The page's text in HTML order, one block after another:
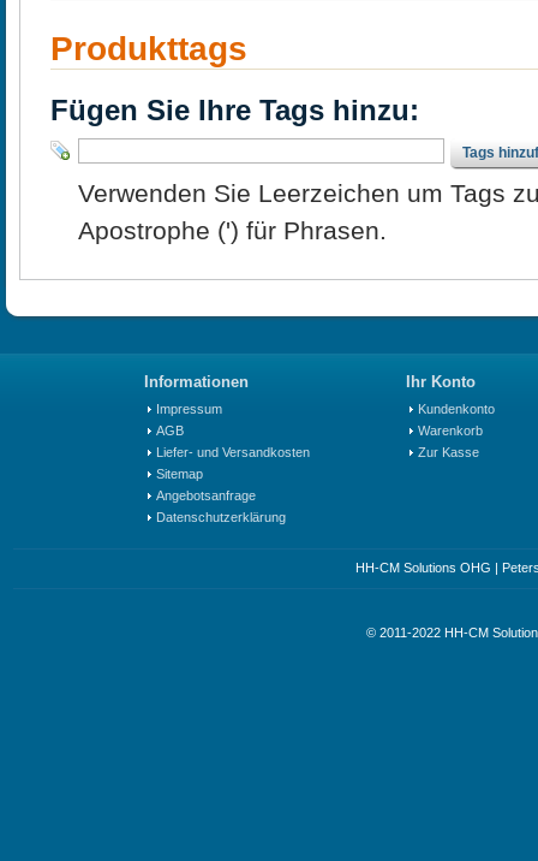
Produkttags
Fügen Sie Ihre Tags hinzu:
Tags
Verwenden Sie Leerzeichen um Tags
Apostrophe (') für Phrasen.
Informationen
Impressum
AGB
Liefer- und Versandkosten
Sitemap
Angebotsanfrage
Datenschutzerklärung
Ihr Konto
Kundenkonto
Warenkorb
Zur Kasse
HH-CM Solutions OHG |
© 2011-2022 HH-CM